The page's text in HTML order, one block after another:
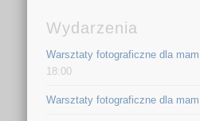
Wydarzenia
Warsztaty fotograficzne dla mam
18:00
Warsztaty fotograficzne dla mam